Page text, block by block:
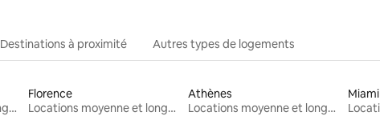
Destinations à proximité Autres types de logements
Locations moyenne et longue durée
Florence
Locations moyenne et longue durée
Athènes
Locations moyenne et longue durée
Miami